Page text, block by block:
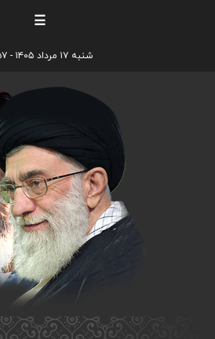
☰
شنبه ۱۷ مرداد ۱۴۰۵ - ۱۳:۵۷